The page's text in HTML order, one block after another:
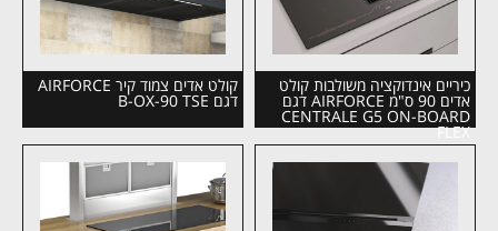
כיריים אינדוקציה משולבות קולט
אדים 90 ס"מ AIRFORCE דגם
CENTRALE G5 ON-BOARD
FLEX
קולט אדים צמוד קיר AIRFORCE
דגם B-OX-90 TSE